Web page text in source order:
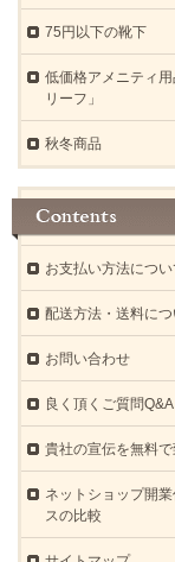
75円以下の靴下
低価格アメニティ
リーフ」
秋冬商品
お支払い方法につい
配送方法・送料につ
お問い合わせ
良く頂くご質問Q&A
貴社の宣伝を無料
ネットショップ開
スの比較